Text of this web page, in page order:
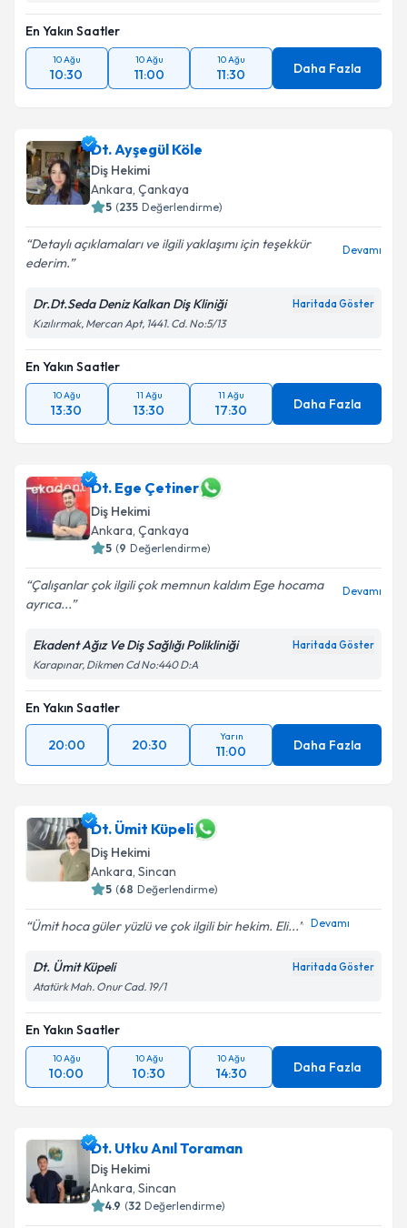
En Yakın Saatler
10 Ağu
10:30
10 Ağu
11:00
10 Ağu
11:30 Daha Fazla
Dt. Ayşegül Köle
Diş Hekimi
Ankara, Çankaya
5 (235 Değerlendirme)
Detaylı açıklamaları ve ilgili yaklaşımı için teşekkür
ederim.
Devamı
Dr.Dt.Seda Deniz Kalkan Diş Kliniği Haritada Göster
Kızılırmak, Mercan Apt, 1441. Cd. No:5/13
En Yakın Saatler
10 Ağu
13:30
11 Ağu
13:30
11 Ağu
17:30 Daha Fazla
Dt. Ege Çetiner
Diş Hekimi
Ankara, Çankaya
5 (9 Değerlendirme)
Çalışanlar çok ilgili çok memnun kaldım Ege hocama
ayrıca...
Devamı
Ekadent Ağız Ve Diş Sağlığı Polikliniği Haritada Göster
Karapınar, Dikmen Cd No:440 D:A
En Yakın Saatler
20:00 20:30
Yarın
11:00 Daha Fazla
Dt. Ümit Küpeli
Diş Hekimi
Ankara, Sincan
5 (68 Değerlendirme)
Ümit hoca güler yüzlü ve çok ilgili bir hekim. Eli... Devamı
Dt. Ümit Küpeli Haritada Göster
Atatürk Mah. Onur Cad. 19/1
En Yakın Saatler
10 Ağu
10:00
10 Ağu
10:30
10 Ağu
14:30 Daha Fazla
Dt. Utku Anıl Toraman
Diş Hekimi
Ankara, Sincan
4.9 (32 Değerlendirme)